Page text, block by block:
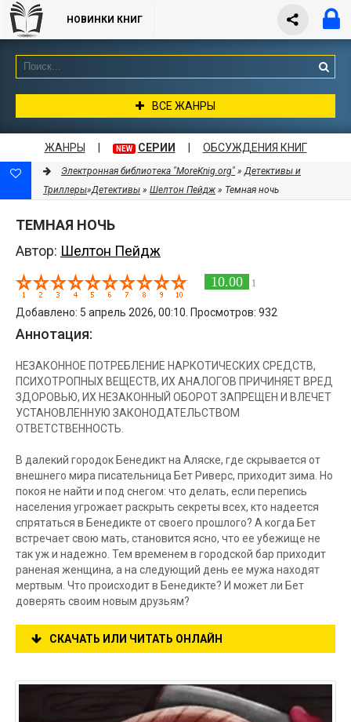
НОВИНКИ КНИГ
ВСЕ ЖАНРЫ
ЖАНРЫ NEW СЕРИИ ОБСУЖДЕНИЯ КНИГ
Электронная библиотека "MoreKnig.org" »Детективы и
Триллеры»Детективы » Шелтон Пейдж » Темная ночь
ТЕМНАЯ НОЧЬ
Автор: Шелтон Пейдж
10.00 1
Добавлено: 5 апрель 2026, 00:10. Просмотров: 932
Аннотация:
НЕЗАКОННОЕ ПОТРЕБЛЕНИЕ НАРКОТИЧЕСКИХ СРЕДСТВ,
ПСИХОТРОПНЫХ ВЕЩЕСТВ, ИХ АНАЛОГОВ ПРИЧИНЯЕТ ВРЕД
ЗДОРОВЬЮ, ИХ НЕЗАКОННЫЙ ОБОРОТ ЗАПРЕЩЕН И ВЛЕЧЕТ
УСТАНОВЛЕННУЮ ЗАКОНОДАТЕЛЬСТВОМ
ОТВЕТСТВЕННОСТЬ.
В далекий городок Бенедикт на Аляске, где скрывается от
внешнего мира писательница Бет Риверс, приходит зима. Но
покоя не найти и под снегом: что делать, если перепись
населения угрожает раскрыть секреты всех, кто надеется
спрятаться в Бенедикте от своего прошлого? А когда Бет
встречает свою мать, становится ясно, что ее убежище не
так уж и надежно. Тем временем в городской бар приходит
раненая женщина, а на следующий день ее мужа находят
мертвым. Что происходит в Бенедикте? И может ли Бет
доверять своим новым друзьям?
СКАЧАТЬ ИЛИ ЧИТАТЬ ОНЛАЙН